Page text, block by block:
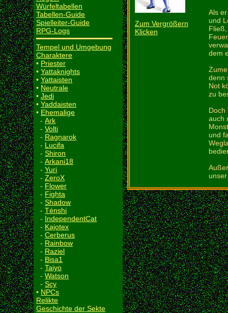
Würfeltabellen
Tabellen-Guide
Spielleiter-Guide
RPG-Logs
Tempel und Umgebung
Charaktere
• Priester
•Yattaknights
•Yattaisten
• Neutrale
•Jedi
•Yaddaisten
• Ehemalige
-Ark
-Volti
- Ragnarok
- Lucifa
-Shiron
-Arkani18
-Yuri
-ZeroX
- Flower
- Fighta
-Shadow
-Ténshi
- IndependentCat
- Kajotex
-Cerberus
- Rainbow
- Raziel
- Bisa1
-Taiyo
-Watson
-Scy
• NPCs
Relikte
Geschichte der Sekte
Zum Vergrößern
Klicken
Als
und
dem
denn
Not
zu
Doch
auch
und